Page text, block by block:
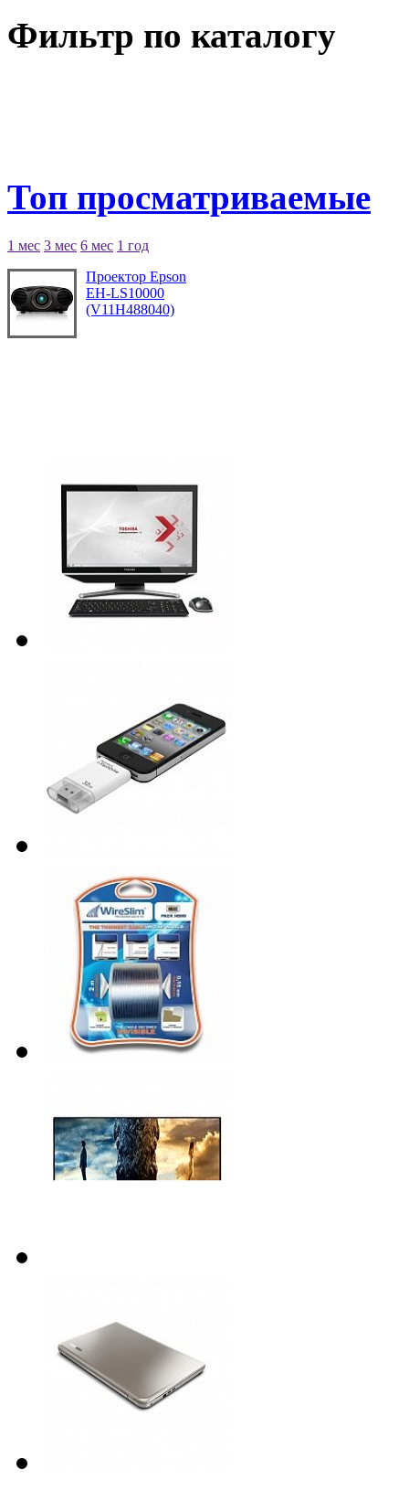
Фильтр по каталогу
Топ просматриваемые
1 мес 3 мес 6 мес 1 год
Проектор Epson
EH-LS10000
(V11H488040)